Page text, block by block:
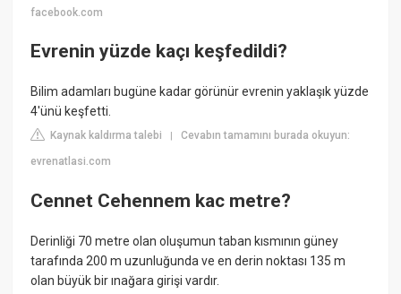
facebook.com
Evrenin yüzde kaçı keşfedildi?
Bilim adamları bugüne kadar görünür evrenin yaklaşık yüzde
4'ünü keşfetti.
Kaynak kaldırma talebi |Cevabın tamamını burada okuyun:
evrenatlasi.com
Cennet Cehennem kac metre?
Derinliği 70 metre olan oluşumun taban kısmının güney
tarafında 200 m uzunluğunda ve en derin noktası 135 m
olan büyük bir ınağara girişi vardır.